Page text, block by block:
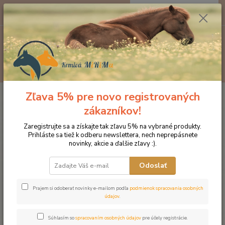
Menu
0ks
za0 €
Značka oblečenia MONTAR ZĽAVY!
Čelenky na uzdečky
MONTAR Amethyst plum crystal čierna
MONTAR Amethyst plum crystal
čierna
Zľava 5% pre novo registrovaných
zákazníkov!
Zaregistrujte sa a získajte tak zľavu 5% na vybrané produkty.
Prihláste sa tiež k odberu newslettera, nech neprepásnete
novinky, akcie a ďalšie zľavy :).
Odoslať
Prajem si odoberať novinky e-mailom podľa podmienok spracovania osobných
údajov.
Súhlasím sospracovaním osobných údajov pre účely registrácie.